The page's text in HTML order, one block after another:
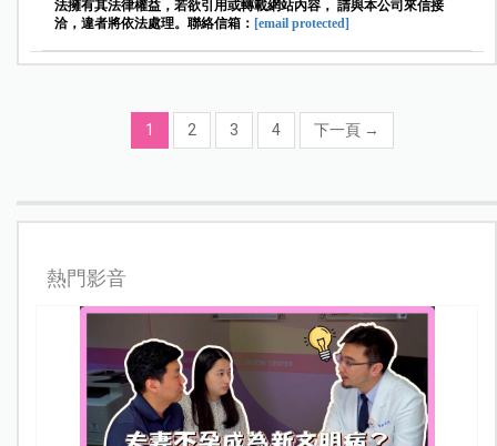
法擁有其法律權益，若欲引用或轉載網站內容， 請與本公司來信接
洽，違者將依法處理。聯絡信箱： [email protected]
1 2 3 4 下一頁 →
熱門影音